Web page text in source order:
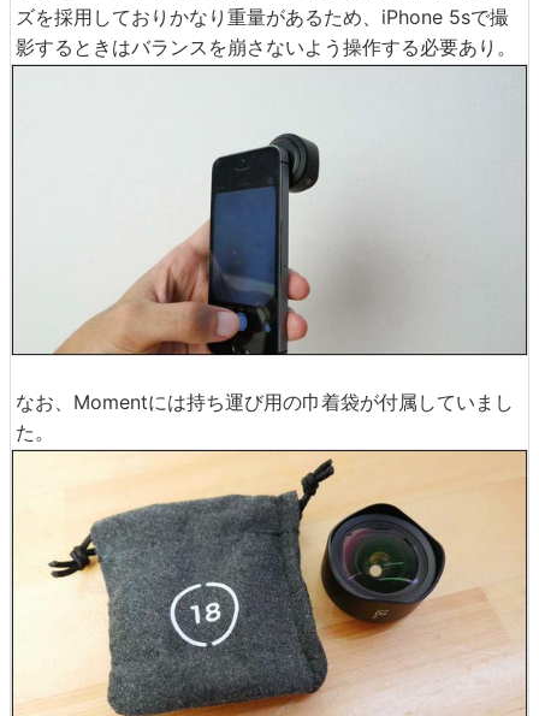
ズを採用しておりかなり重量があるため、iPhone 5sで撮
影するときはバランスを崩さないよう操作する必要あり。
なお、Momentには持ち運び用の巾着袋が付属していまし
た。